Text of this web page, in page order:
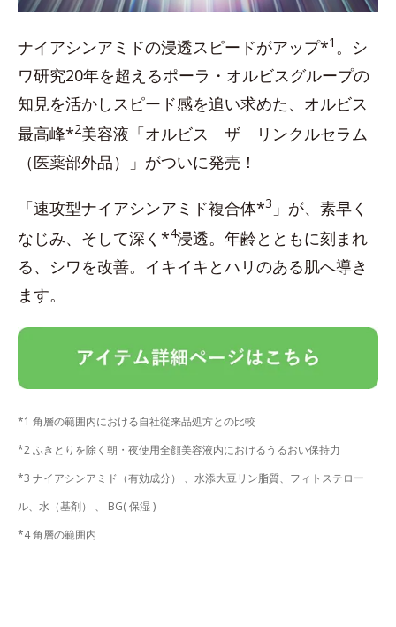
ナイアシンアミドの浸透スピードがアップ*1 。シ
ワ研究20年を超えるポーラ・オルビスグループの
知見を活かしスピード感を追い求めた、オルビス
最高峰*2美容液「オルビス ザ リンクルセラム
（医薬部外品）」がついに発売！
「速攻型ナイアシンアミド複合体*3 」が、素早く
なじみ、そして深く*4浸透。年齢とともに刻まれ
る、シワを改善。イキイキとハリのある肌へ導き
ます。
*1 角層の範囲内における自社従来品処方との比較
*2 ふきとりを除く朝・夜使用全顔美容液内におけるうるおい保持力
*3 ナイアシンアミド（有効成分） 、水添大豆リン脂質、フィトステロー
ル、水（基剤） 、 BG( 保湿 )
*4 角層の範囲内